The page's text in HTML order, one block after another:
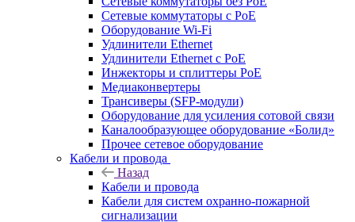
Сетевые коммутаторы с PoE
Оборудование Wi-Fi
Удлинители Ethernet
Удлинители Ethernet с PoE
Инжекторы и сплиттеры PoE
Медиаконвертеры
Трансиверы (SFP-модули)
Оборудование для усиления сотовой связи
Каналообразующее оборудование «Болид»
Прочее сетевое оборудование
Кабели и провода
Назад
Кабели и провода
Кабели для систем охранно-пожарной
сигнализации